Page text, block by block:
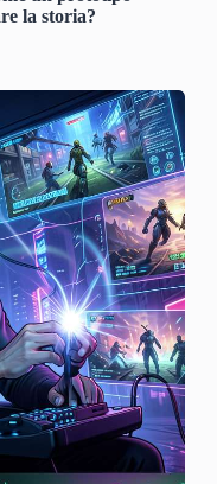
la storia?